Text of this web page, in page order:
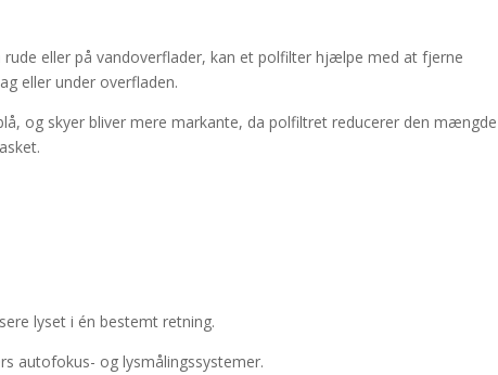
eller på vandoverflader, kan et polfilter hjælpe med at fjerne
eller under overfladen.
og skyer bliver mere markante, da polfiltret reducerer den mængde
lyset i én bestemt retning.
autofokus- og lysmålingssystemer.